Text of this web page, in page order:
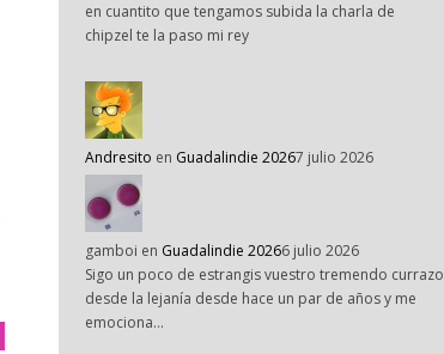
en cuantito que tengamos subida la charla de
chipzel te la paso mi rey
Andresito en Guadalindie 20267 julio 2026
gamboi en Guadalindie 20266 julio 2026
Sigo un poco de estrangis vuestro tremendo currazo
desde la lejanía desde hace un par de años y me
emociona…